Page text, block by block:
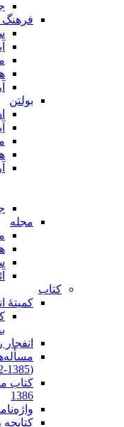
فرهنگ
بولتن
مجله
کتاب
کمیتۀ
(1385-1352)
1386
کتابچه